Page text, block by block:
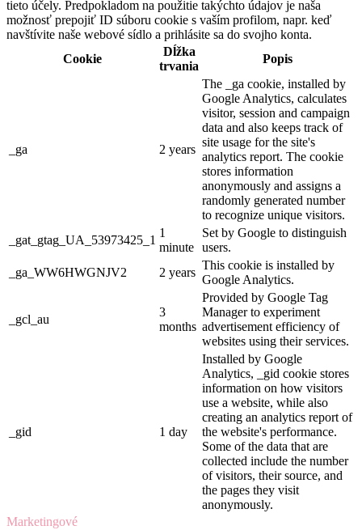
tieto účely. Predpokladom na použitie takýchto údajov je naša
možnosť prepojiť ID súboru cookie s vaším profilom, napr. keď
navštívite naše webové sídlo a prihlásite sa do svojho konta.
Cookie
Dĺžka
trvania
Popis
_ga 2 years
The _ga cookie, installed by
Google Analytics, calculates
visitor, session and campaign
data and also keeps track of
site usage for the site's
analytics report. The cookie
stores information
anonymously and assigns a
randomly generated number
to recognize unique visitors.
_gat_gtag_UA_53973425_1
1
minute
Set by Google to distinguish
users.
_ga_WW6HWGNJV2
2 years
This cookie is installed by
Google Analytics.
_gcl_au
3
months
Provided by Google Tag
Manager to experiment
advertisement efficiency of
websites using their services.
_gid 1 day
Installed by Google
Analytics, _gid cookie stores
information on how visitors
use a website, while also
creating an analytics report of
the website's performance.
Some of the data that are
collected include the number
of visitors, their source, and
the pages they visit
anonymously.
Marketingové